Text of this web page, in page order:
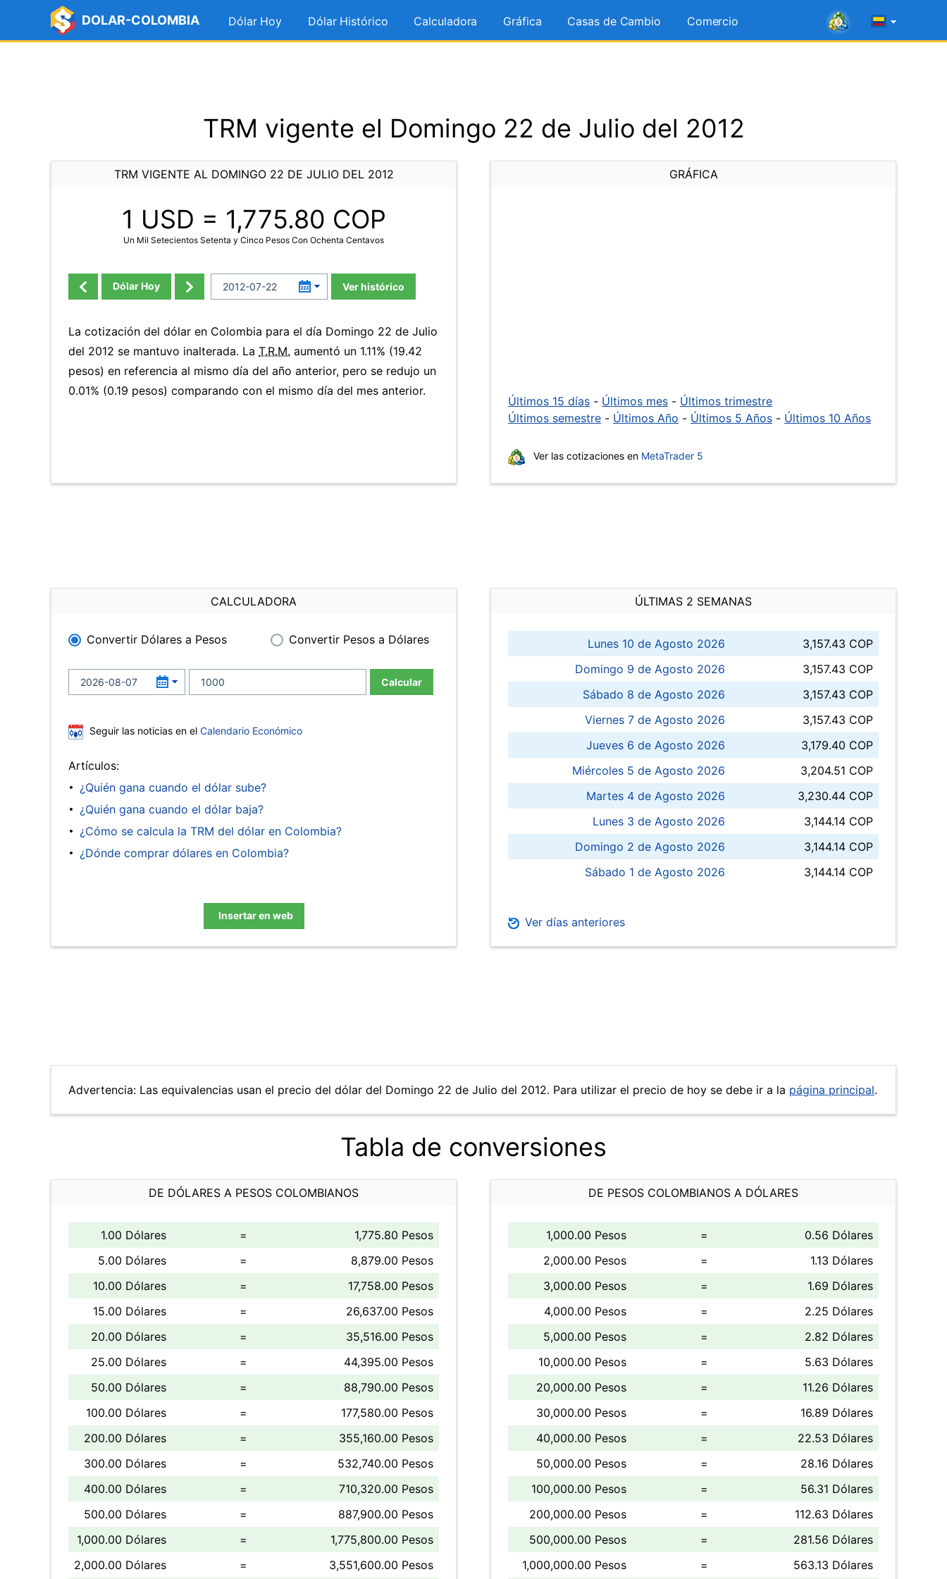
DOLAR-COLOMBIA Dólar Hoy Dólar Histórico Calculadora Gráfica Casas de Cambio Comercio
TRM vigente el Domingo 22 de Julio del 2012
TRM VIGENTE AL DOMINGO 22 DE JULIO DEL 2012
1 USD = 1,775.80 COP
Un Mil Setecientos Setenta y Cinco Pesos Con Ochenta Centavos
Dólar Hoy Ver histórico
La cotización del dólar en Colombia para el día Domingo 22 de Julio
del 2012 se mantuvo inalterada. La T.R.M. aumentó un 1.11% (19.42
pesos) en referencia al mismo día del año anterior, pero se redujo un
0.01% (0.19 pesos) comparando con el mismo día del mes anterior.
GRÁFICA
Últimos 15 días - Últimos mes - Últimos trimestre
Últimos semestre - Últimos Año - Últimos 5 Años - Últimos 10 Años
Ver las cotizaciones en MetaTrader 5
CALCULADORA
Convertir Dólares a Pesos Convertir Pesos a Dólares
Calcular
Seguir las noticias en el Calendario Económico
Artículos:
¿Quién gana cuando el dólar sube?
¿Quién gana cuando el dólar baja?
¿Cómo se calcula la TRM del dólar en Colombia?
¿Dónde comprar dólares en Colombia?
Insertar en web
ÚLTIMAS 2 SEMANAS
Lunes 10 de Agosto 2026
3,157.43 COP
Domingo 9 de Agosto 2026
3,157.43 COP
Sábado 8 de Agosto 2026
3,157.43 COP
Viernes 7 de Agosto 2026
3,157.43 COP
Jueves 6 de Agosto 2026
3,179.40 COP
Miércoles 5 de Agosto 2026
3,204.51 COP
Martes 4 de Agosto 2026
3,230.44 COP
Lunes 3 de Agosto 2026
3,144.14 COP
Domingo 2 de Agosto 2026
3,144.14 COP
Sábado 1 de Agosto 2026
3,144.14 COP
Ver días anteriores
Advertencia: Las equivalencias usan el precio del dólar del Domingo 22 de Julio del 2012. Para utilizar el precio de hoy se debe ir a la página principal.
Tabla de conversiones
DE DÓLARES A PESOS COLOMBIANOS
1.00 Dólares =
1,775.80 Pesos
5.00 Dólares
=
8,879.00 Pesos
10.00 Dólares
=
17,758.00 Pesos
15.00 Dólares
=
26,637.00 Pesos
20.00 Dólares
=
35,516.00 Pesos
25.00 Dólares
=
44,395.00 Pesos
50.00 Dólares
=
88,790.00 Pesos
100.00 Dólares
=
177,580.00 Pesos
200.00 Dólares
=
355,160.00 Pesos
300.00 Dólares
=
532,740.00 Pesos
400.00 Dólares
=
710,320.00 Pesos
500.00 Dólares
=
887,900.00 Pesos
1,000.00 Dólares
=
1,775,800.00 Pesos
2,000.00 Dólares
= 3,551,600.00 Pesos
DE PESOS COLOMBIANOS A DÓLARES
1,000.00 Pesos =
0.56 Dólares
2,000.00 Pesos
=
1.13 Dólares
3,000.00 Pesos
=
1.69 Dólares
4,000.00 Pesos
=
2.25 Dólares
5,000.00 Pesos
=
2.82 Dólares
10,000.00 Pesos
=
5.63 Dólares
20,000.00 Pesos
=
11.26 Dólares
30,000.00 Pesos
=
16.89 Dólares
40,000.00 Pesos
=
22.53 Dólares
50,000.00 Pesos
=
28.16 Dólares
100,000.00 Pesos
=
56.31 Dólares
200,000.00 Pesos
=
112.63 Dólares
500,000.00 Pesos
=
281.56 Dólares
1,000,000.00 Pesos
= 563.13 Dólares